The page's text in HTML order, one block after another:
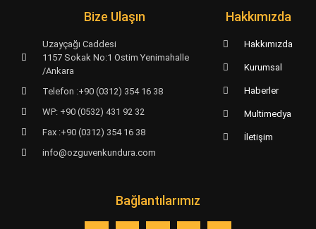
Bize Ulaşın
Uzayçağı Caddesi
1157 Sokak No:1 Ostim Yenimahalle
/Ankara
Telefon :+90 (0312) 354 16 38
WP: +90 (0532) 431 92 32
Fax :+90 (0312) 354 16 38
info@ozguvenkundura.com
Hakkımızda
Hakkımızda
Kurumsal
Haberler
Multimedya
İletişim
Bağlantılarımız